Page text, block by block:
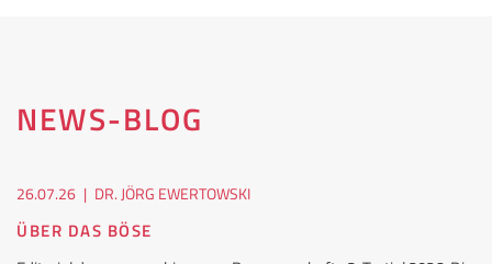
NEWS-BLOG
26.07.26 | DR. JÖRG EWERTOWSKI
ÜBER DAS BÖSE